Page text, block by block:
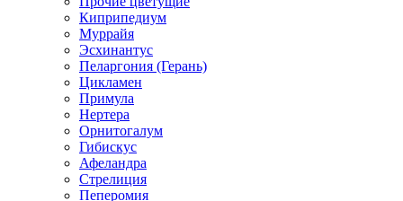
Киприпедиум
Муррайя
Эсхинантус
Пеларгония (Герань)
Цикламен
Примула
Нертера
Орнитогалум
Гибискус
Афеландра
Стрелиция
Пеперомия